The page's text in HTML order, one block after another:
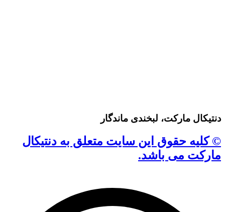
دنتیکال مارکت، لبخندی ماندگار
© کلیه حقوق این سایت متعلق به دنتیکال
مارکت می باشد.